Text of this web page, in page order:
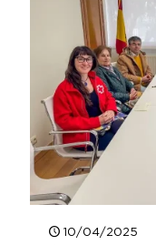
10/04/2025